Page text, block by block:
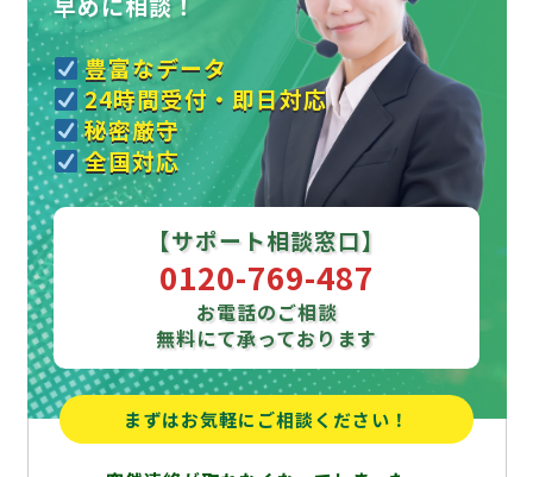
豊富なデータ
24時間受付・即日対応
秘密厳守
全国対応
【サポート相談窓口】
0120-769-487
お電話のご相談
無料にて承っております
まずはお気軽にご相談ください！